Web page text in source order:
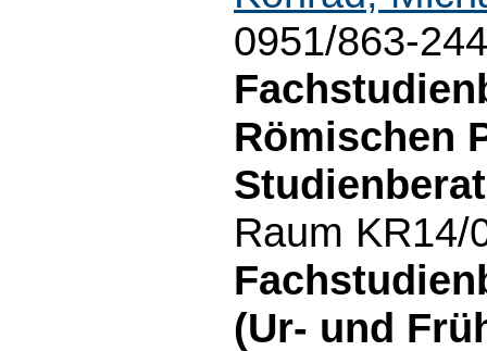
0951/863-
Römischen
Raum KR14/
(Ur- und